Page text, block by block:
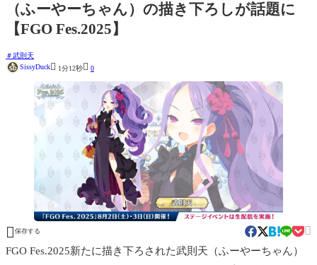
（ふーやーちゃん）の描き下ろしが話題に
【FGO Fes.2025】
武則天
SissyDuck 1分12秒 0
 保存する 
FGO Fes.2025新たに描き下ろされた武則天（ふーやーちゃん）